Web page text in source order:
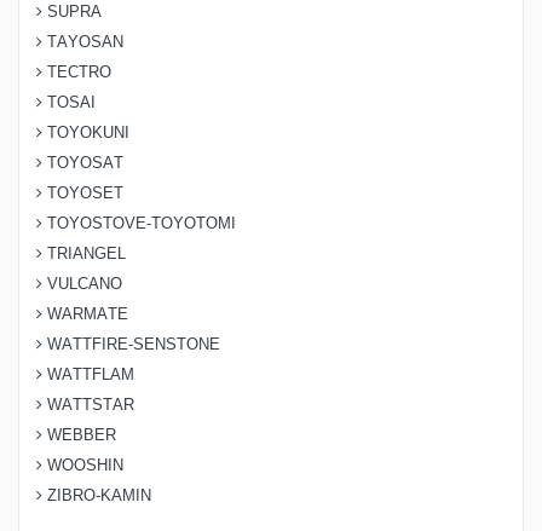
SUPRA
TAYOSAN
TECTRO
TOSAI
TOYOKUNI
TOYOSAT
TOYOSET
TOYOSTOVE-TOYOTOMI
TRIANGEL
VULCANO
WARMATE
WATTFIRE-SENSTONE
WATTFLAM
WATTSTAR
WEBBER
WOOSHIN
ZIBRO-KAMIN